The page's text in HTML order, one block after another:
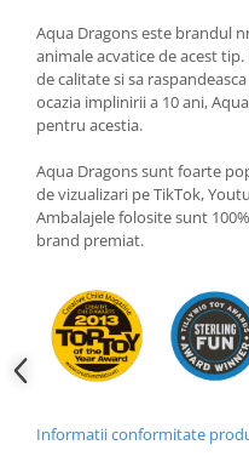
Aqua Dragons este brandul
animale acvatice de acest
de calitate si sa
ocazia implinirii a 10 ani,
pentru acestia.
Aqua Dragons sunt foarte
de vizualizari pe TikTok,
Ambalajele folosite sunt
brand premiat.
Informatii conformitate